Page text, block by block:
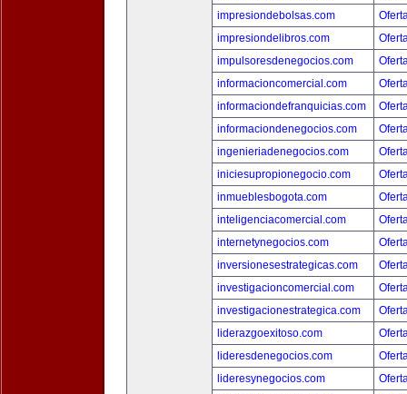
impresiondebolsas.com
impresiondelibros.com
impulsoresdenegocios.com
informacioncomercial.com
informaciondefranquicias.com
informaciondenegocios.com
ingenieriadenegocios.com
iniciesupropionegocio.com
inmueblesbogota.com
inteligenciacomercial.com
internetynegocios.com
inversionesestrategicas.com
investigacioncomercial.com
investigacionestrategica.com
liderazgoexitoso.com
lideresdenegocios.com
lideresynegocios.com